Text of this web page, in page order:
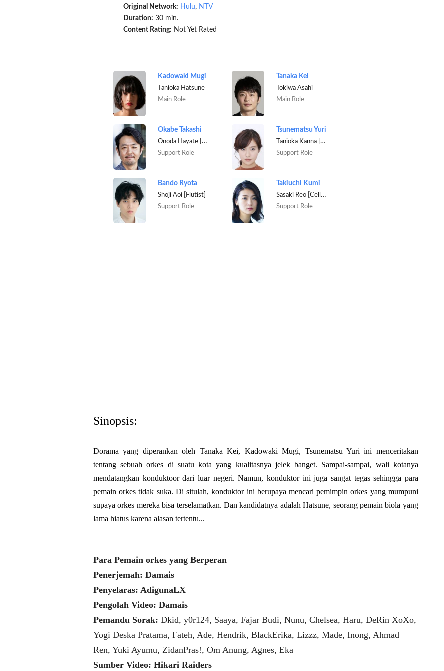
Original Network: Hulu, NTV
Duration: 30 min.
Content Rating: Not Yet Rated
Kadowaki Mugi
Tanioka Hatsune
Main Role
Tanaka Kei
Tokiwa Asahi
Main Role
Okabe Takashi
Onoda Hayate [General manager]
Support Role
Tsunematsu Yuri
Tanioka Kanna [Hatsune's sister]
Support Role
Bando Ryota
Shoji Aoi [Flutist]
Support Role
Takiuchi Kumi
Sasaki Reo [Cellist]
Support Role
Sinopsis:
Dorama yang diperankan oleh Tanaka Kei, Kadowaki Mugi, Tsunematsu Yuri ini menceritakan
tentang sebuah orkes di suatu kota yang kualitasnya jelek banget. Sampai-sampai, wali kotanya
mendatangkan konduktoor dari luar negeri. Namun, konduktor ini juga sangat tegas sehingga para
pemain orkes tidak suka. Di situlah, konduktor ini berupaya mencari pemimpin orkes yang mumpuni
supaya orkes mereka bisa terselamatkan. Dan kandidatnya adalah Hatsune, seorang pemain biola yang
lama hiatus karena alasan tertentu...
Para Pemain orkes yang Berperan
Penerjemah: Damais
Penyelaras: AdigunaLX
Pengolah Video: Damais
Pemandu Sorak: Dkid, y0r124, Saaya, Fajar Budi, Nunu, Chelsea, Haru, DeRin XoXo,
Yogi Deska Pratama, Fateh, Ade, Hendrik, BlackErika, Lizzz, Made, Inong, Ahmad
Ren, Yuki Ayumu, ZidanPras!, Om Anung, Agnes, Eka
Sumber Video: Hikari Raiders